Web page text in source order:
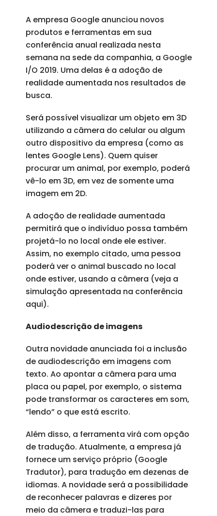
A empresa Google anunciou novos
produtos e ferramentas em sua
conferência anual realizada nesta
semana na sede da companhia, a Google
I/O 2019. Uma delas é a adoção de
realidade aumentada nos resultados de
busca.
Será possível visualizar um objeto em 3D
utilizando a câmera do celular ou algum
outro dispositivo da empresa (como as
lentes Google Lens). Quem quiser
procurar um animal, por exemplo, poderá
vê-lo em 3D, em vez de somente uma
imagem em 2D.
A adoção de realidade aumentada
permitirá que o indivíduo possa também
projetá-lo no local onde ele estiver.
Assim, no exemplo citado, uma pessoa
poderá ver o animal buscado no local
onde estiver, usando a câmera (veja a
simulação apresentada na conferência
aqui).
Audiodescrição de imagens
Outra novidade anunciada foi a inclusão
de audiodescrição em imagens com
texto. Ao apontar a câmera para uma
placa ou papel, por exemplo, o sistema
pode transformar os caracteres em som,
“lendo” o que está escrito.
Além disso, a ferramenta virá com opção
de tradução. Atualmente, a empresa já
fornece um serviço próprio (Google
Tradutor), para tradução em dezenas de
idiomas. A novidade será a possibilidade
de reconhecer palavras e dizeres por
meio da câmera e traduzi-las para